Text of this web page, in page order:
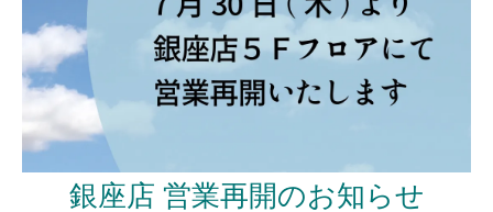
銀座店 営業再開のお知らせ